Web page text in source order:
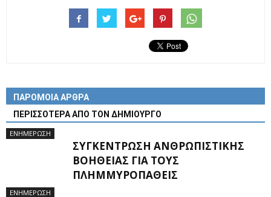
ΠΑΡΟΜΟΙΑ ΑΡΘΡΑ
ΠΕΡΙΣΣΟΤΕΡΑ ΑΠΟ ΤΟΝ ΔΗΜΙΟΥΡΓΟ
ΕΝΗΜΕΡΩΣΗ
ΣΥΓΚΈΝΤΡΩΣΗ ΑΝΘΡΩΠΙΣΤΙΚΉΣ
ΒΟΉΘΕΙΑΣ ΓΙΑ ΤΟΥΣ
ΠΛΗΜΜΥΡΟΠΑΘΕΊΣ
ΕΝΗΜΕΡΩΣΗ